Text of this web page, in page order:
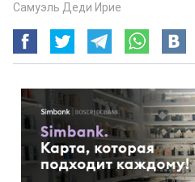
Самуэль Деди Ирие